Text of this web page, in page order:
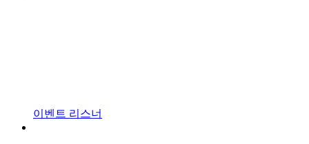
이벤트 리스너